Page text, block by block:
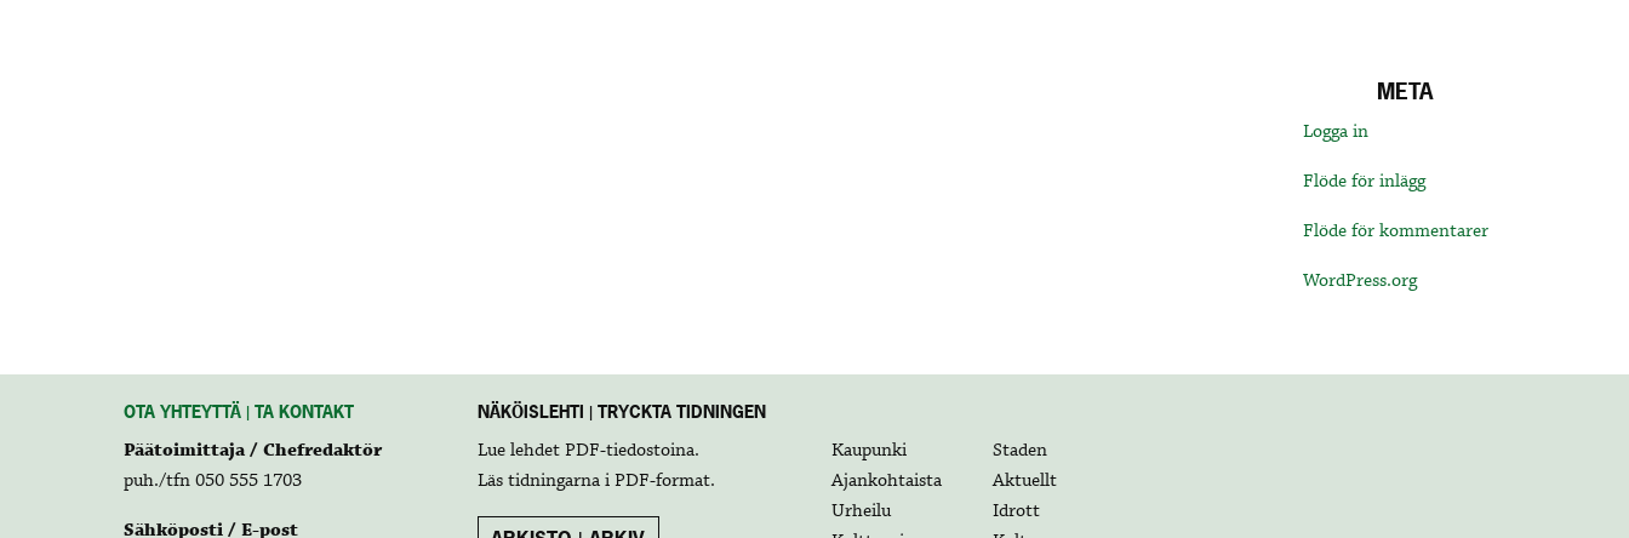
META
Logga in
Flöde för inlägg
Flöde för kommentarer
WordPress.org
OTA YHTEYTTÄ | TA KONTAKT
Päätoimittaja / Chefredaktör
puh./tfn 050 555 1703
Sähköposti / E-post
NÄKÖISLEHTI | TRYCKTA TIDNINGEN
Lue lehdet PDF-tiedostoina.
Läs tidningarna i PDF-format.
Kaupunki
Staden
Ajankohtaista
Aktuellt
Urheilu
Idrott